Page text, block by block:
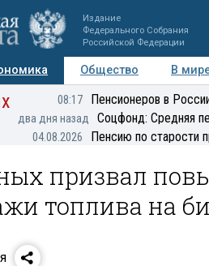
Издание
Федерального Собрания
Российской Федерации
Общество В
Мнения Регионы
08:17 Пенсионеров в
два дня назад Соцфонд: Средняя
04.08.2026 Пенсию по старости
призвал
топлива на